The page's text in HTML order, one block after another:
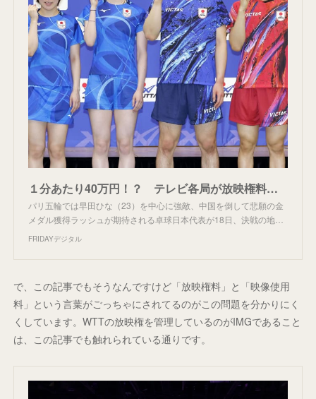
１分あたり40万円！？ テレビ各局が放映権料の高さに不満噴出で「卓球報道から撤退」の危機 | FRIDAYデジタル
パリ五輪では早田ひな（23）を中心に強敵、中国を倒して悲願の金
メダル獲得ラッシュが期待される卓球日本代表が18日、決戦の地…
FRIDAYデジタル
で、この記事でもそうなんですけど「放映権料」と「映像使用
料」という言葉がごっちゃにされてるのがこの問題を分かりにく
くしています。WTTの放映権を管理しているのがIMGであること
は、この記事でも触れられている通りです。